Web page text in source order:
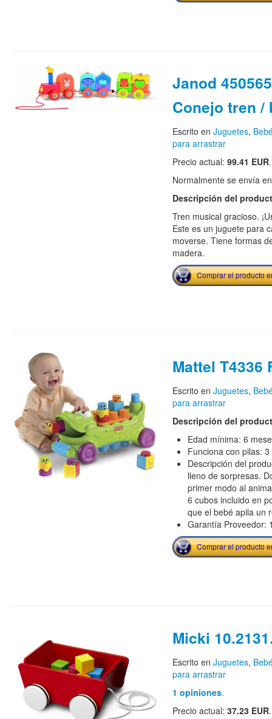
Janod
Conejo tren /
Escrito en Juguetes,
para arrastrar
Precio actual: 99.41 EUR.
Normalmente se envía
Descripción del
Tren musical gracioso.
Este es un juguete para
moverse. Tiene formas
madera.
Comprar el producto
Mattel T4336
Escrito en Juguetes,
para arrastrar
Descripción del
Edad mínima: 6
Funciona con pilas:
Descripción del
lleno de sorpresas.
primer modo al
6 cubos incluido en
que el bebé apila un
Garantía Proveedor:
Comprar el producto
Micki
Escrito en Juguetes,
para arrastrar
1 opiniones.
Precio actual: 37.23 EUR